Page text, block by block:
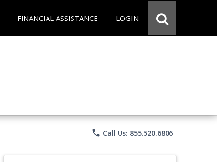
FINANCIAL ASSISTANCE LOGIN
phone Call Us: 855.520.6806